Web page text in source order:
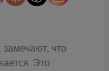
что
Это